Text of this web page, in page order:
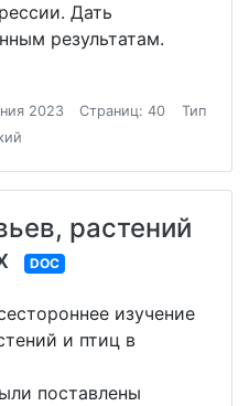
Дать
результатам.
2023 Страниц: 40
Тип
растений
DOC
изучение
и птиц в
поставлены